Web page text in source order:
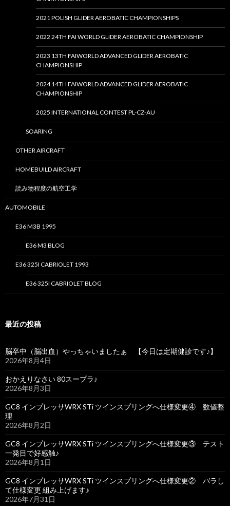
2021 POLISH GLIDER AEROBATIC CHAMPIONSHIPS
2022 24TH FAI WORLD GLIDER AEROBATIC CHAMPIONSHIP
2023 13TH FAIWORLD ADVANCED GLIDER AEROBATIC
CHAMPIONSHIP
2024 14TH FAIWORLD ADVANCED GLIDER AEROBATIC
CHAMPIONSHIP
2025 INTERNATIONAL CONTEST PL-CZ-AU
SOARING
OTHER AIRCRAFT
HOMEBUILD AIRCRAFT
読み物程度の航空工学
AUTOMOBILE
E36 M3B 1995
E36 M3 BLOG
E36 325I CABRIOLET 1993
E36 325I CABRIOLET BLOG
最近の投稿
脳卒中（脳出血）やっちゃいましたぁ 【今日は定期健診です♪】
2026年8月4日
おかえりなさい 80スープラ♪
2026年8月3日
GC8 インプレッサWRX STi ツインスプリングへ仕様変更④ 数値整
理
2026年8月2日
GC8 インプレッサWRX STi ツインスプリングへ仕様変更③ テスト
一発目で好感触♪
2026年8月1日
GC8 インプレッサWRX STi ツインスプリングへ仕様変更② バラし
て仕様変更 組み上げます♪
2026年7月31日